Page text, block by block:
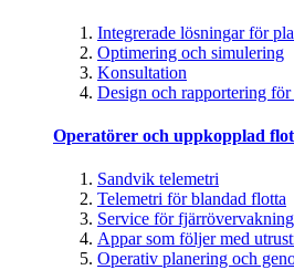
Integrerade lösningar för
Optimering och simulering
Konsultation
Design och rapportering
Operatörer och uppkopplad
Sandvik telemetri
Telemetri för blandad flotta
Service för fjärrövervakning
Appar som följer med
Operativ planering och